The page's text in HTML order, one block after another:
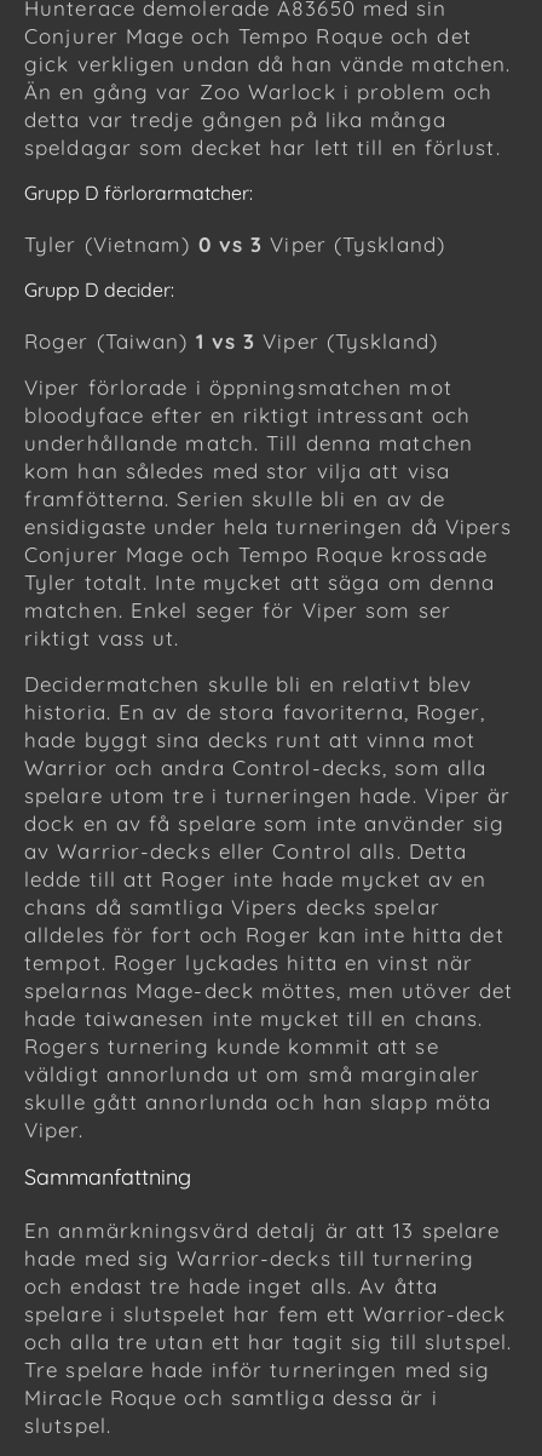
Hunterace demolerade A83650 med sin
Conjurer Mage och Tempo Roque och det
gick verkligen undan då han vände matchen.
Än en gång var Zoo Warlock i problem och
detta var tredje gången på lika många
speldagar som decket har lett till en förlust.
Grupp D förlorarmatcher:
Tyler (Vietnam) 0 vs 3 Viper (Tyskland)
Grupp D decider:
Roger (Taiwan) 1 vs 3 Viper (Tyskland)
Viper förlorade i öppningsmatchen mot
bloodyface efter en riktigt intressant och
underhållande match. Till denna matchen
kom han således med stor vilja att visa
framfötterna. Serien skulle bli en av de
ensidigaste under hela turneringen då Vipers
Conjurer Mage och Tempo Roque krossade
Tyler totalt. Inte mycket att säga om denna
matchen. Enkel seger för Viper som ser
riktigt vass ut.
Decidermatchen skulle bli en relativt blev
historia. En av de stora favoriterna, Roger,
hade byggt sina decks runt att vinna mot
Warrior och andra Control-decks, som alla
spelare utom tre i turneringen hade. Viper är
dock en av få spelare som inte använder sig
av Warrior-decks eller Control alls. Detta
ledde till att Roger inte hade mycket av en
chans då samtliga Vipers decks spelar
alldeles för fort och Roger kan inte hitta det
tempot. Roger lyckades hitta en vinst när
spelarnas Mage-deck möttes, men utöver det
hade taiwanesen inte mycket till en chans.
Rogers turnering kunde kommit att se
väldigt annorlunda ut om små marginaler
skulle gått annorlunda och han slapp möta
Viper.
Sammanfattning
En anmärkningsvärd detalj är att 13 spelare
hade med sig Warrior-decks till turnering
och endast tre hade inget alls. Av åtta
spelare i slutspelet har fem ett Warrior-deck
och alla tre utan ett har tagit sig till slutspel.
Tre spelare hade inför turneringen med sig
Miracle Roque och samtliga dessa är i
slutspel.